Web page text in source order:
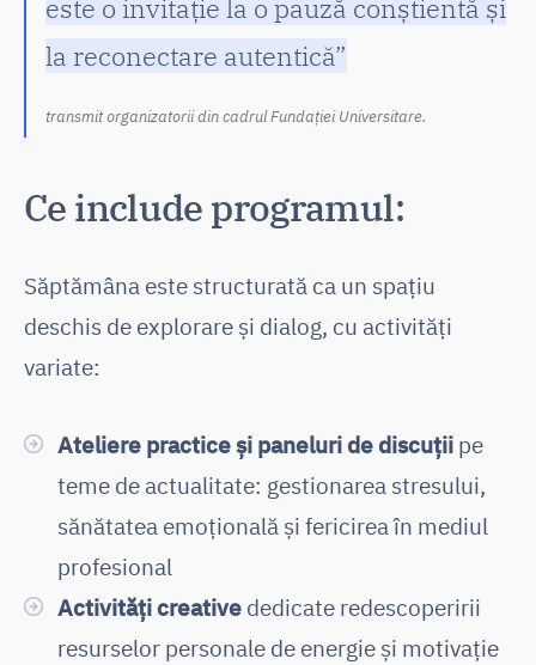
este o invitație la o pauză conștientă și
la reconectare autentică”
transmit organizatorii din cadrul Fundației Universitare.
Ce include programul:
Săptămâna este structurată ca un spațiu
deschis de explorare și dialog, cu activități
variate:
Ateliere practice și paneluri de discuții pe
teme de actualitate: gestionarea stresului,
sănătatea emoțională și fericirea în mediul
profesional
Activități creative dedicate redescoperirii
resurselor personale de energie și motivație